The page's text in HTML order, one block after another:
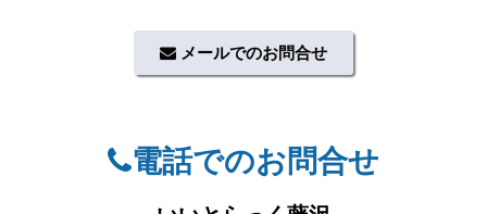
メールでのお問合せ
電話でのお問合せ